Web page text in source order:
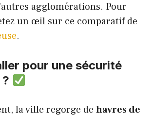
agglomérations. Pour
un œil sur ce comparatif de
.
pour une sécurité
la ville regorge de havres de